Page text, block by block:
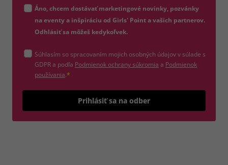
Áno, chcem dostávať marketingové novinky, pozvánky
na eventy a inšpiráciu od Girls' Point a vašich partnerov.
Odhlásiť sa môžeš kedykoľvek.
Súhlasím so spracovaním mojich osobných údajov v súlade s
GDPR a podľa Podmienok ochrany súkromia (otvorí sa v novom okne)
a Podmienok
používania(otvorí sa v novom okne)
.*
Prihlásiť sa na odber